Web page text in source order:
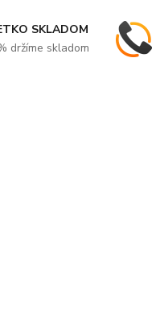
SKLADOM
držíme skladom